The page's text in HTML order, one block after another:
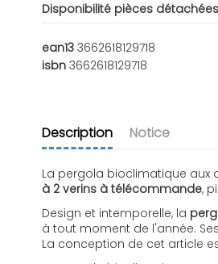
Disponibilité pièces détachées
ean13 3662618129718
isbn 3662618129718
Description Notice
La pergola bioclimatique aux
à 2 verins à télécommande,
Design et intemporelle, la
à tout moment de l'année.
La conception de cet article